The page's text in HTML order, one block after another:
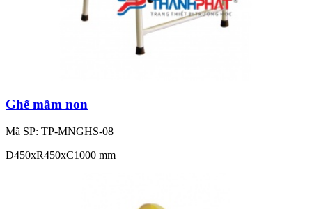
Ghế mầm non
Mã SP: TP-MNGHS-08
D450xR450xC1000 mm